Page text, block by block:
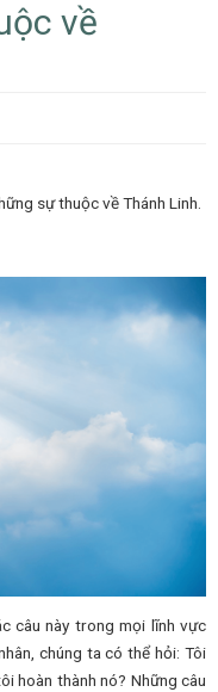
về
sự thuộc về Thánh Linh.
câu này trong mọi lĩnh vực
chúng ta có thể hỏi: Tôi
hoàn thành nó? Những câu